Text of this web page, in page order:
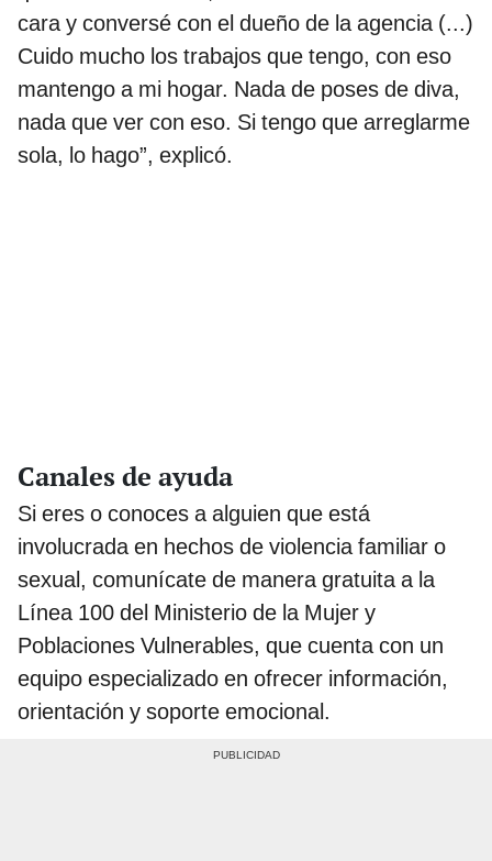
cara y conversé con el dueño de la agencia (...)
Cuido mucho los trabajos que tengo, con eso
mantengo a mi hogar. Nada de poses de diva,
nada que ver con eso. Si tengo que arreglarme
sola, lo hago”, explicó.
Canales de ayuda
Si eres o conoces a alguien que está
involucrada en hechos de violencia familiar o
sexual, comunícate de manera gratuita a la
Línea 100 del Ministerio de la Mujer y
Poblaciones Vulnerables, que cuenta con un
equipo especializado en ofrecer información,
orientación y soporte emocional.